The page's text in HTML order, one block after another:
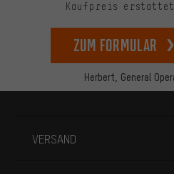
Herbert, General
Kaufpreis
zum Formular
VERSAND